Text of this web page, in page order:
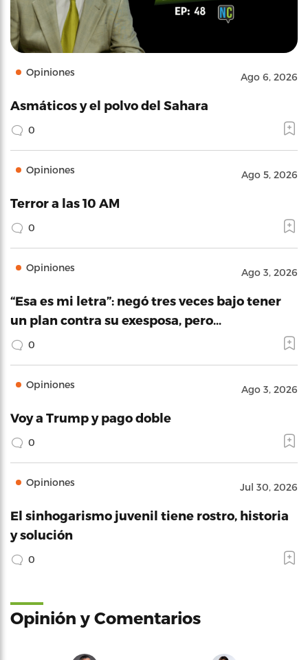
Opiniones Ago 6, 2026
Asmáticos y el polvo del Sahara
0
Opiniones Ago 5, 2026
Terror a las 10 AM
0
Opiniones Ago 3, 2026
“Esa es mi letra”: negó tres veces bajo tener
un plan contra su exesposa, pero…
0
Opiniones Ago 3, 2026
Voy a Trump y pago doble
0
Opiniones Jul 30, 2026
El sinhogarismo juvenil tiene rostro, historia
y solución
0
Opinión y Comentarios